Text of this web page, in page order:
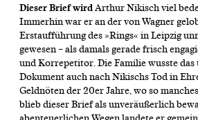
Dieser Brief wirdArthur Nikisch viel
Immerhin war er an der von Wagner
Erstaufführung des »Rings« in Leipzig
gewesen – als damals gerade frisch
und Korrepetitor. Die Familie wusste das
Dokument auch nach Nikischs Tod in
Geldnöten der 20er Jahre, wo so
blieb dieser Brief als unveräußerlich